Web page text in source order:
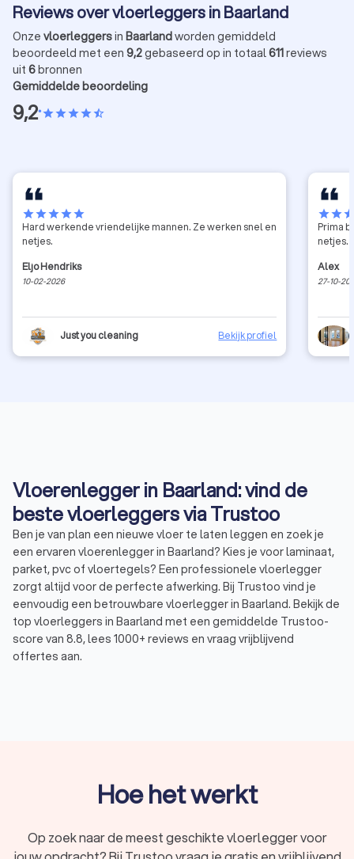
Reviews over vloerleggers in Baarland
Onze vloerleggersin Baarlandworden gemiddeld
beoordeeld met een 9,2gebaseerd op in totaal611reviews
uit 6bronnen
Gemiddelde beoordeling
9,2•starstarstarstarstar_half
starstarstarstarstar
Hard werkende vriendelijke mannen. Ze werken snel en
netjes.
Eljo Hendriks
10-02-2026
Just you cleaning Bekijk profiel
starstar
Prima
netjes.
Alex
27-10-
Vloerenlegger in Baarland: vind de
beste vloerleggers via Trustoo
Ben je van plan een nieuwe vloer te laten leggen en zoek je
een ervaren vloerenlegger in Baarland? Kies je voor laminaat,
parket, pvc of vloertegels? Een professionele vloerlegger
zorgt altijd voor de perfecte afwerking. Bij Trustoo vind je
eenvoudig een betrouwbare vloerlegger in Baarland. Bekijk de
top vloerleggers in Baarland met een gemiddelde Trustoo-
score van 8.8, lees 1000+ reviews en vraag vrijblijvend
offertes aan.
visgraatpatronen. Het werk van een vloerlegger bestaat uit
meerdere stappen, waaronder voorbereiding, installatie en
Een vloerlegger voert de volgende werkzaamheden uit:
Vloer aanleveren: Het vloerbedrijf heeft diverse soorten
Hoe het werkt
Op zoek naar de meest geschikte vloerlegger voor